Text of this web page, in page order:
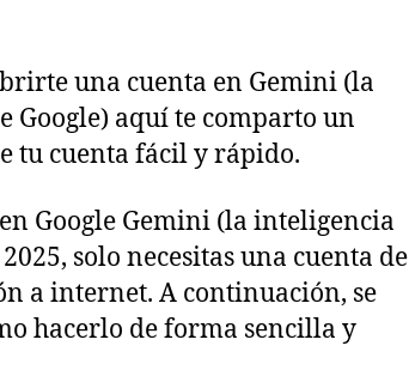
una cuenta en Gemini (la
aquí te comparto un
tu cuenta fácil y rápido.
Google Gemini (la inteligencia
solo necesitas una cuenta de
a internet. A continuación, se
hacerlo de forma sencilla y